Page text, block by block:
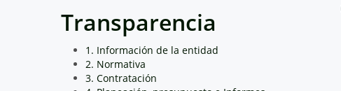
Transparencia
1. Información de la entidad
2. Normativa
3. Contratación